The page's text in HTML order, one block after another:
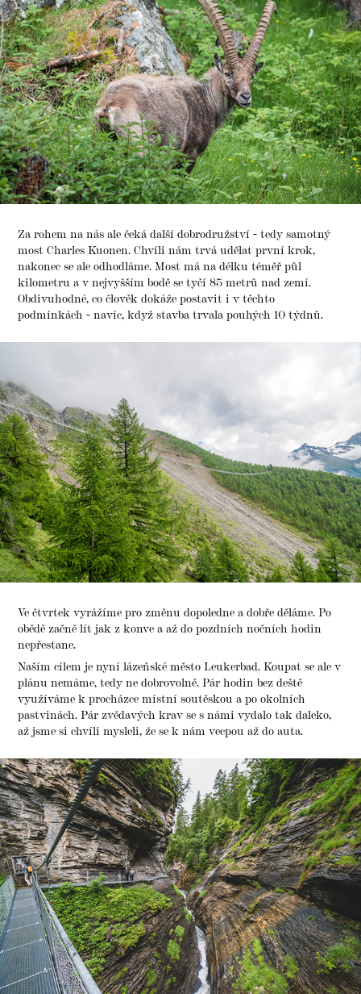
Za rohem na nás ale čeká další dobrodružství - tedy samotný
most Charles Kuonen. Chvíli nám trvá udělat první krok,
nakonec se ale odhodláme. Most má na délku téměř půl
kilometru a v nejvyšším bodě se tyčí 85 metrů nad zemí.
Obdivuhodné, co člověk dokáže postavit i v těchto
podmínkách - navíc, když stavba trvala pouhých 10 týdnů.
Ve čtvrtek vyrážíme pro změnu dopoledne a dobře děláme. Po
obědě začně lít jak z konve a až do pozdních nočních hodin
nepřestane.
Naším cílem je nyní lázeňské město Leukerbad. Koupat se ale v
plánu nemáme, tedy ne dobrovolně. Pár hodin bez deště
využíváme k procházce místní soutěskou a po okolních
pastvinách. Pár zvědavých krav se s námi vydalo tak daleko,
až jsme si chvíli mysleli, že se k nám vecpou až do auta.